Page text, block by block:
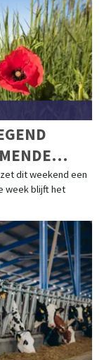
zet dit weekend een
week blijft het